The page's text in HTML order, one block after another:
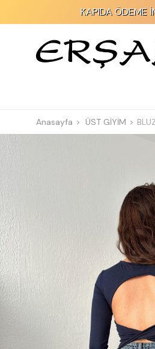
KAPIDA ÖDEME İMKANI!
Anasayfa ÜST GİYİM